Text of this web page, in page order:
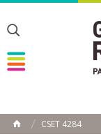
Toggle
Toggle
ACCUEIL
CSET 4284